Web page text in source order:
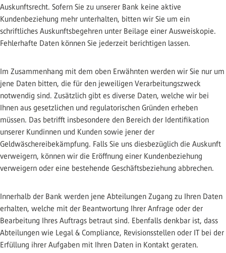
Auskunftsrecht. Sofern Sie zu unserer Bank keine aktive
Kundenbeziehung mehr unterhalten, bitten wir Sie um ein
schriftliches Auskunftsbegehren unter Beilage einer Ausweiskopie.
Fehlerhafte Daten können Sie jederzeit berichtigen lassen.
Im Zusammenhang mit dem oben Erwähnten werden wir Sie nur um
jene Daten bitten, die für den jeweiligen Verarbeitungszweck
notwendig sind. Zusätzlich gibt es diverse Daten, welche wir bei
Ihnen aus gesetzlichen und regulatorischen Gründen erheben
müssen. Das betrifft insbesondere den Bereich der Identifikation
unserer Kundinnen und Kunden sowie jener der
Geldwäschereibekämpfung. Falls Sie uns diesbezüglich die Auskunft
verweigern, können wir die Eröffnung einer Kundenbeziehung
verweigern oder eine bestehende Geschäftsbeziehung abbrechen.
Innerhalb der Bank werden jene Abteilungen Zugang zu Ihren Daten
erhalten, welche mit der Beantwortung Ihrer Anfrage oder der
Bearbeitung Ihres Auftrags betraut sind. Ebenfalls denkbar ist, dass
Abteilungen wie Legal & Compliance, Revisionsstellen oder IT bei der
Erfüllung ihrer Aufgaben mit Ihren Daten in Kontakt geraten.